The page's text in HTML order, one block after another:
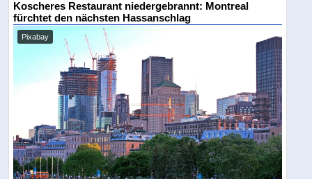
Koscheres Restaurant niedergebrannt: Montreal
fürchtet den nächsten Hassanschlag
Pixabay